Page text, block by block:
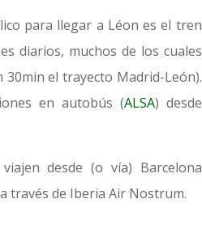
para llegar a Léon es el tren
diarios, muchos de los cuales
30min el trayecto Madrid-León).
en autobús (ALSA) desde
desde (o vía) Barcelona
través de Iberia Air Nostrum.